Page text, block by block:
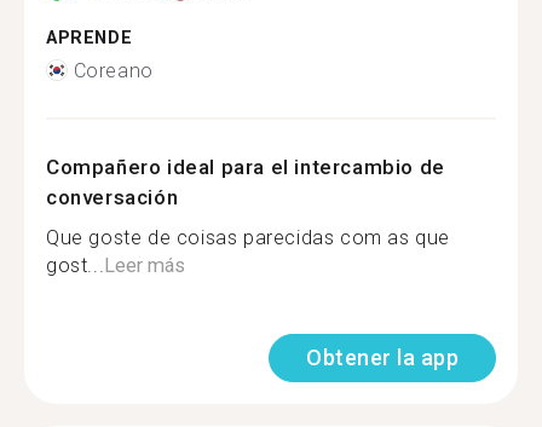
APRENDE
Coreano
Compañero ideal para el intercambio de
conversación
Que goste de coisas parecidas com as que
gost... Leer más
Obtener la app